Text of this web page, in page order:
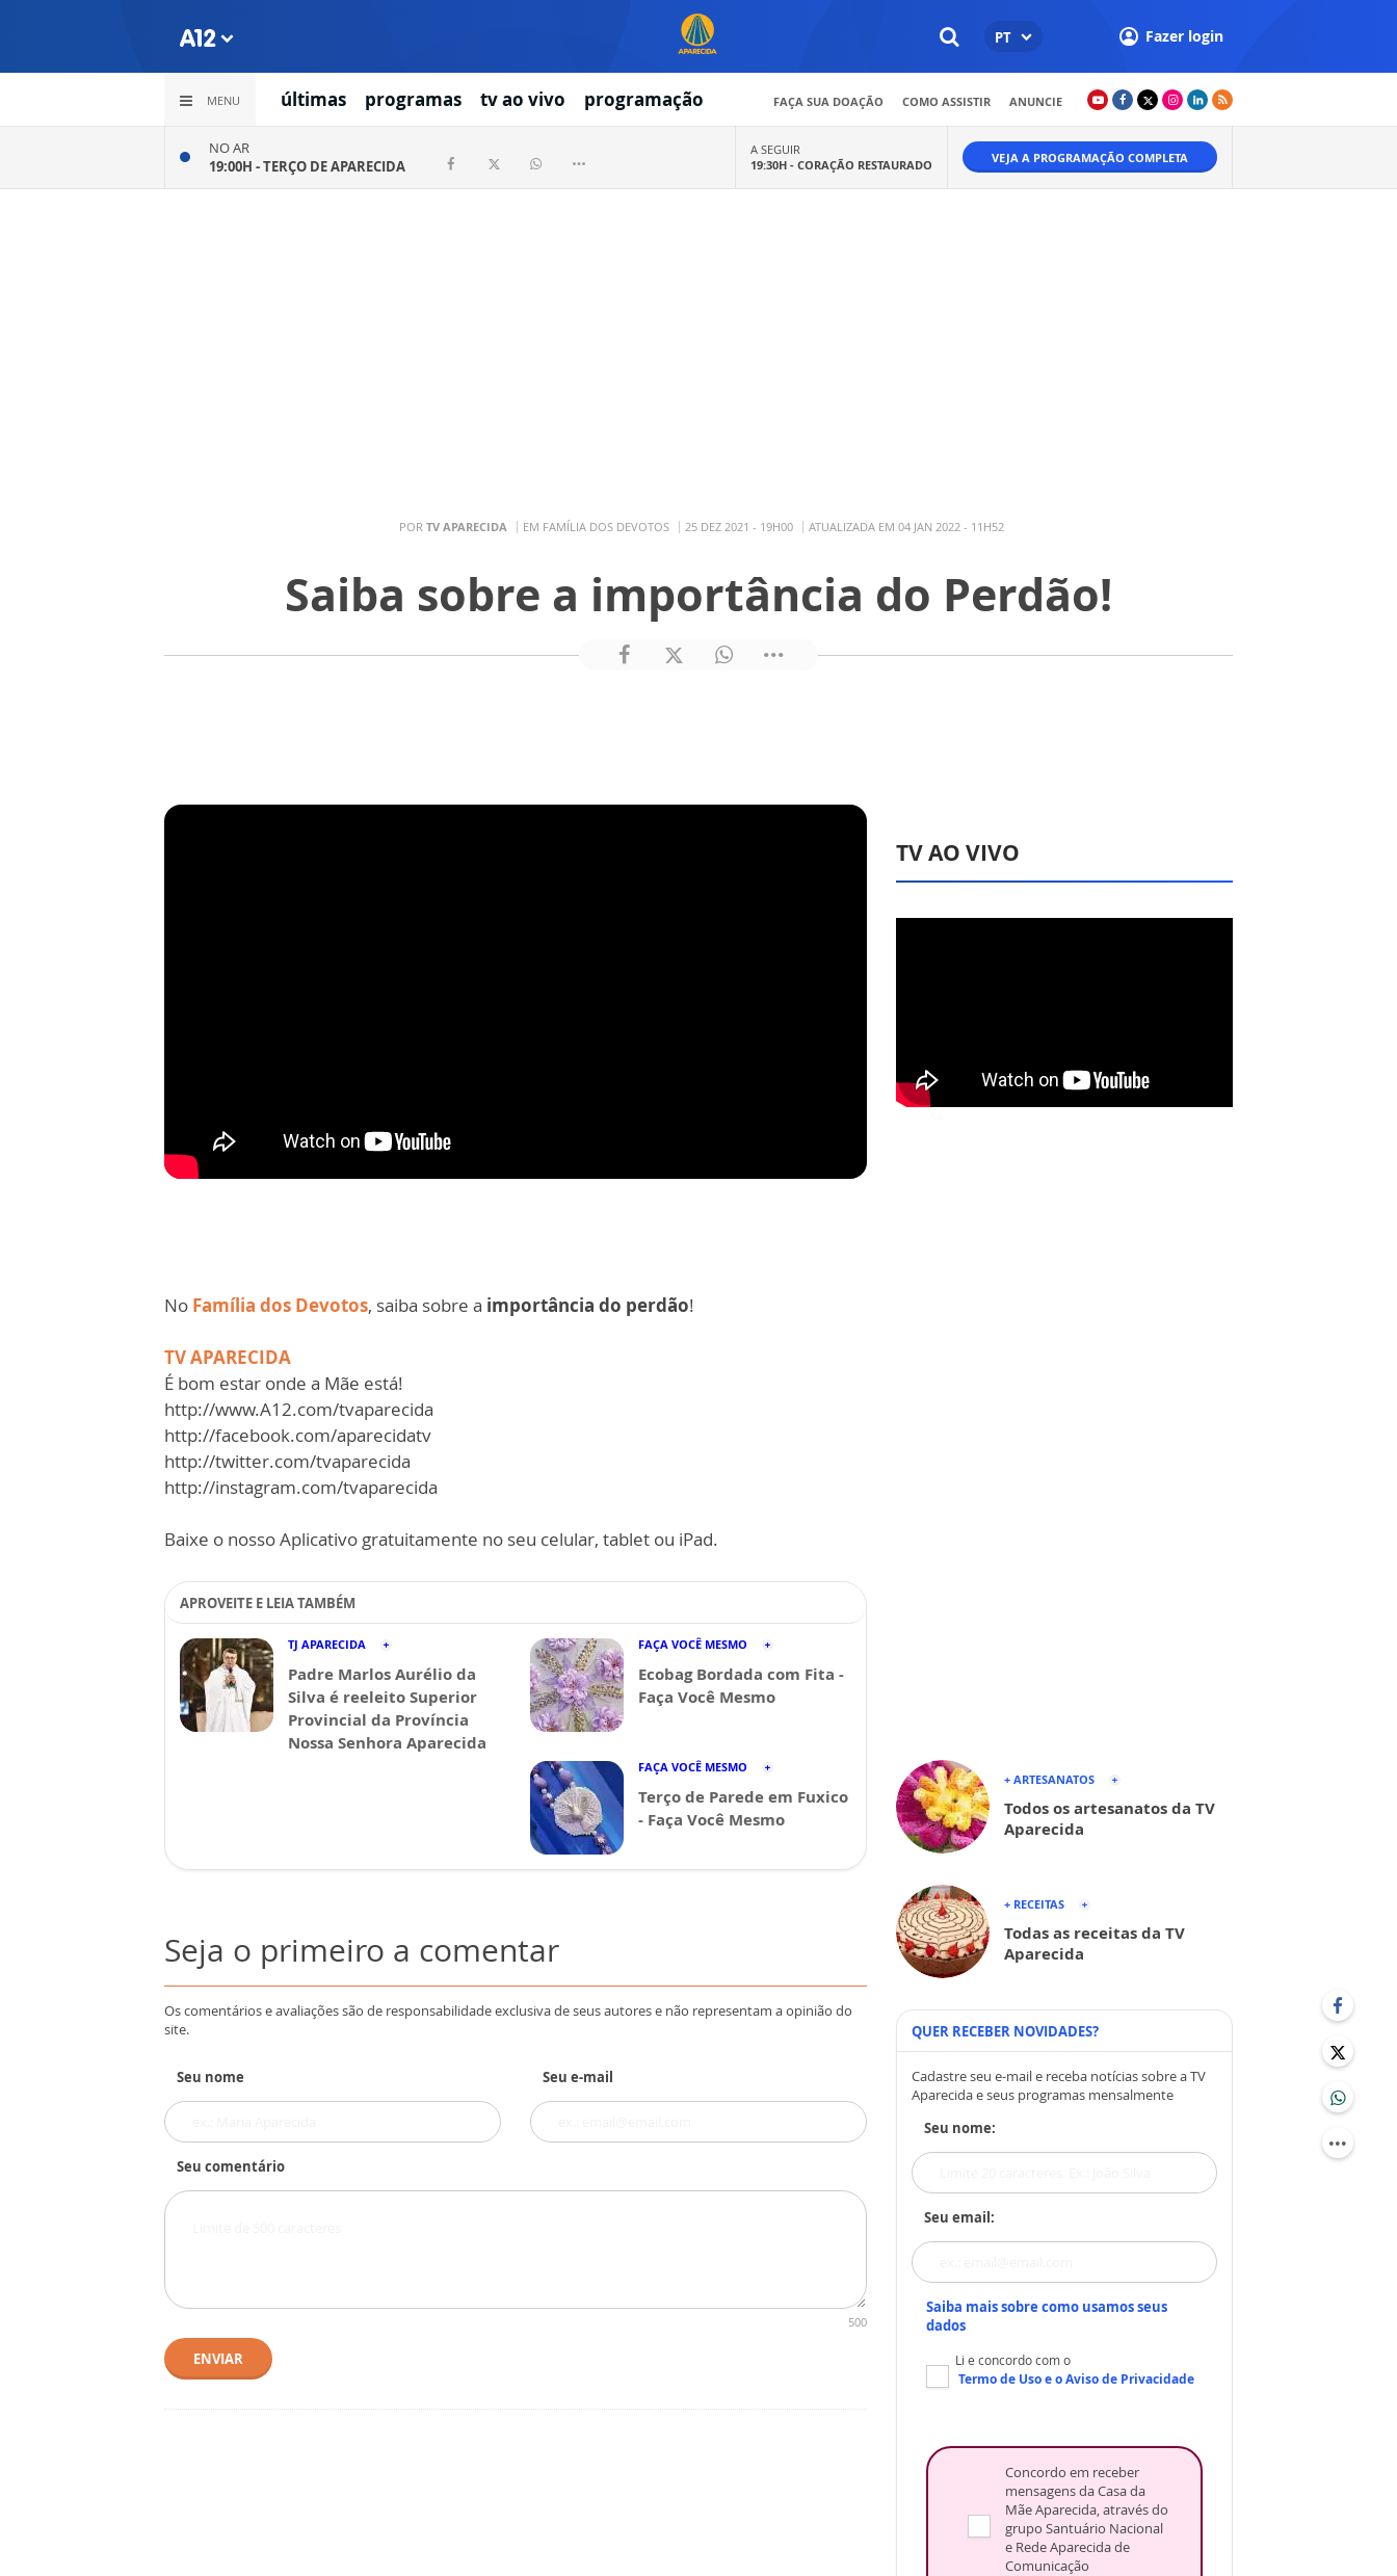
PT Fazer login
MENU últimas programas tv ao vivo programação FAÇA SUA DOAÇÃO COMO ASSISTIR ANUNCIE
NO AR
19:00H -TERÇO DE APARECIDA
A SEGUIR
19:30H - CORAÇÃO RESTAURADO VEJA A PROGRAMAÇÃO COMPLETA
POR TV APARECIDA EM FAMÍLIA DOS DEVOTOS 25 DEZ 2021 - 19H00 ATUALIZADA EM 04 JAN 2022 - 11H52
Saiba sobre a importância do Perdão!
No Família dos Devotos, saiba sobre a importância do perdão!
TV APARECIDA
É bom estar onde a Mãe está!
http://www.A12.com/tvaparecida
http://facebook.com/aparecidatv
http://twitter.com/tvaparecida
http://instagram.com/tvaparecida
Baixe o nosso Aplicativo gratuitamente no seu celular, tablet ou iPad.
APROVEITE E LEIA TAMBÉM
TJ APARECIDA
Padre Marlos Aurélio da
Silva é reeleito Superior
Provincial da Província
Nossa Senhora Aparecida
FAÇA VOCÊ MESMO
Ecobag Bordada com Fita -
Faça Você Mesmo
FAÇA VOCÊ MESMO
Terço de Parede em Fuxico
- Faça Você Mesmo
Seja o primeiro a comentar
Os comentários e avaliações são de responsabilidade exclusiva de seus autores e não representam a opinião do
site.
Seu nome Seu e-mail
Seu comentário
500
ENVIAR
TV AO VIVO
+ ARTESANATOS
Todos os artesanatos da TV
Aparecida
+ RECEITAS
Todas as receitas da TV
Aparecida
QUER RECEBER NOVIDADES?
Cadastre seu e-mail e receba notícias sobre a TV
Aparecida e seus programas mensalmente
Seu nome:
Seu email:
Saiba mais sobre como usamos seus
dados
Li e concordo com o
Termo de Usoe oAviso de Privacidade
Concordo em receber
mensagens da Casa da
Mãe Aparecida, através do
grupo Santuário Nacional
e Rede Aparecida de
Comunicação